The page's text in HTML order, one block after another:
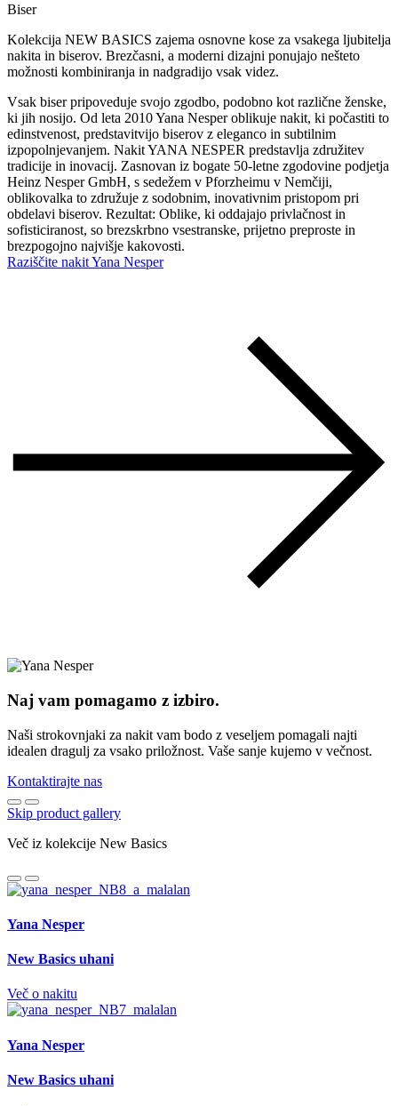
Biser
Kolekcija NEW BASICS zajema osnovne kose za vsakega ljubitelja
nakita in biserov. Brezčasni, a moderni dizajni ponujajo nešteto
možnosti kombiniranja in nadgradijo vsak videz.
Vsak biser pripoveduje svojo zgodbo, podobno kot različne ženske,
ki jih nosijo. Od leta 2010 Yana Nesper oblikuje nakit, ki počastiti to
edinstvenost, predstavitvijo biserov z eleganco in subtilnim
izpopolnjevanjem. Nakit YANA NESPER predstavlja združitev
tradicije in inovacij. Zasnovan iz bogate 50-letne zgodovine podjetja
Heinz Nesper GmbH, s sedežem v Pforzheimu v Nemčiji,
oblikovalka to združuje z sodobnim, inovativnim pristopom pri
obdelavi biserov. Rezultat: Oblike, ki oddajajo privlačnost in
sofisticiranost, so brezskrbno vsestranske, prijetno preproste in
brezpogojno najvišje kakovosti.
Raziščite nakit Yana Nesper
Naj vam pomagamo z izbiro.
Naši strokovnjaki za nakit vam bodo z veseljem pomagali najti
idealen dragulj za vsako priložnost. Vaše sanje kujemo v večnost.
Kontaktirajte nas
Skip product gallery
Več iz kolekcije New Basics
Yana Nesper
New Basics uhani
Več o nakitu
Yana Nesper
New Basics uhani